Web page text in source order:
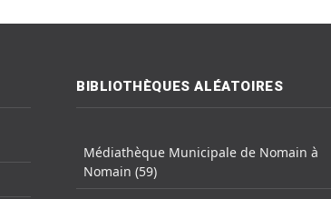
BIBLIOTHÈQUES ALÉATOIRES
Médiathèque Municipale de Nomain à
Nomain (59)